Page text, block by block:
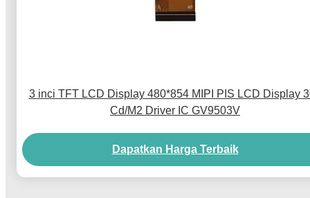
3 inci TFT LCD Display 480*854 MIPI PIS LCD Display
Cd/M2 Driver IC GV9503V
Dapatkan Harga Terbaik